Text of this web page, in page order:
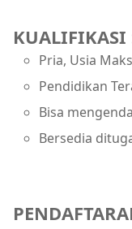
KUALIFIKASI
Pria, Usia
Pendidikan
Bisa
Bersedia